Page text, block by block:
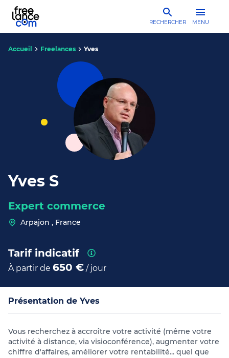
RECHERCHER MENU
Accueil Freelances Yves
Yves S
Expert commerce
Arpajon , France
Tarif indicatif
À partir de 650 € / jour
Présentation de Yves
Vous recherchez à accroître votre activité (même votre
activité à distance, via visioconférence), augmenter votre
chiffre d'affaires, améliorer votre rentabilité... quel que